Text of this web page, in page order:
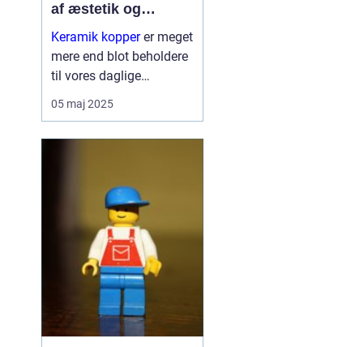
af æstetik og
funktionalitet
Keramik kopperer meget
mere end blot beholdere
til vores daglige
koffeinindtag. De
repræsenterer en dyb
05 maj 2025